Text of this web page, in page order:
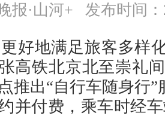
报·山河+ 发布时间：
好地满足旅客多样
高铁北京北至崇礼
推出“自行车随身行
并付费，乘车时经